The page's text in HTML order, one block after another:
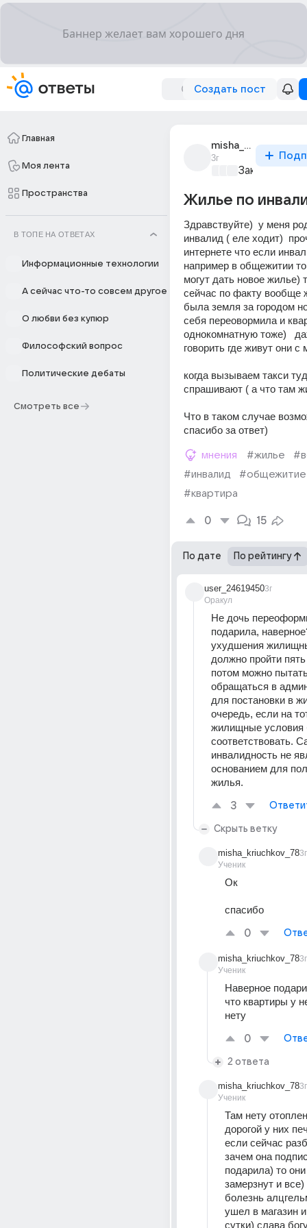
Создать пост
Главная
Моя лента
Пространства
В ТОПЕ НА ОТВЕТАХ
Информационные технологии
А сейчас что-то совсем другое
О любви без купюр
Философский вопрос
Политические дебаты
Смотреть все
misha_kriuchkov_78
3г
Закон и
Жилье по
Здравствуйте)  у меня
инвалид ( еле ходит)
интернете что если
например в общежитии
могут дать новое жилье)
сейчас по факту вообще
была земля за городом
себя переовормила и
однокомнатную тоже)
говорить где живут они с
когда вызываем такси
спрашивают ( а что там
Что в таком случае
спасибо за ответ)
мнения #жилье
#инвалид
#общежитие
#квартира
0 15
По дате По рейтингу
user_24619450
Оракул
3г
Не дочь
подарила,
ухудшения
должно пройти
потом можно
обращаться в
для постановки в
очередь, если на
жилищные условия
соответствовать.
инвалидность не
основанием для
жилья.
3
Скрыть ветку
misha_kriuchkov_78
Ученик
3г
Ок
спасибо
0
misha_kriuchkov_78
Ученик
3г
Наверное
что квартиры у
нету
0
2 ответа
misha_kriuchkov_78
Ученик
3г
Там нету
дорогой у них
если сейчас
зачем она
подарила) то
замерзнут и
болезнь
ушел в магазин
сутки) слава